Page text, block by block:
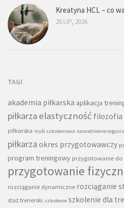
Kreatyna HCL – co
20 LIP, 2026
TAGI
akademia piłkarska aplikacja
piłkarza elastyczność filozofia
piłkarska myśl szkoleniowa nawodnienie
piłkarza okres przygotowawczy
program treningowy przygotowanie do
przygotowanie
rozciąganie dynamiczne rozciąganie
staż trenerski szkolenie szkolenie dla